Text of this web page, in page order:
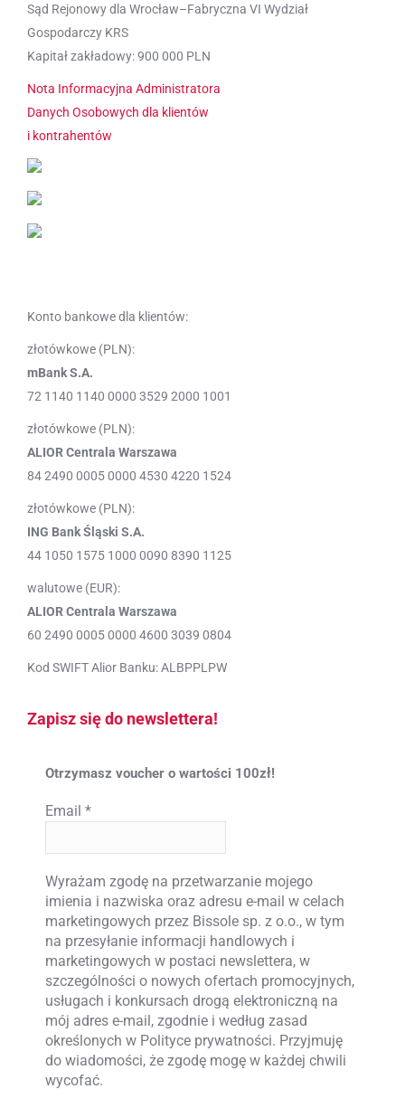
Sąd Rejonowy dla Wrocław–Fabryczna VI Wydział
Gospodarczy KRS
Kapitał zakładowy: 900 000 PLN
Nota Informacyjna Administratora
Danych Osobowych dla klientów
i kontrahentów
Konto bankowe dla klientów:
złotówkowe (PLN):
mBank S.A.
72 1140 1140 0000 3529 2000 1001
złotówkowe (PLN):
ALIOR Centrala Warszawa
84 2490 0005 0000 4530 4220 1524
złotówkowe (PLN):
ING Bank Śląski S.A.
44 1050 1575 1000 0090 8390 1125
walutowe (EUR):
ALIOR Centrala Warszawa
60 2490 0005 0000 4600 3039 0804
Kod SWIFT Alior Banku: ALBPPLPW
Zapisz się do newslettera!
Otrzymasz voucher o wartości 100zł!
Email *
Wyrażam zgodę na przetwarzanie mojego
imienia i nazwiska oraz adresu e-mail w celach
marketingowych przez Bissole sp. z o.o., w tym
na przesyłanie informacji handlowych i
marketingowych w postaci newslettera, w
szczególności o nowych ofertach promocyjnych,
usługach i konkursach drogą elektroniczną na
mój adres e-mail, zgodnie i według zasad
określonych w Polityce prywatności. Przyjmuję
do wiadomości, że zgodę mogę w każdej chwili
wycofać.